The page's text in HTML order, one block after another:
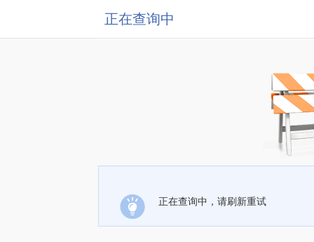
正在查询中
正在查询中，请刷新重试